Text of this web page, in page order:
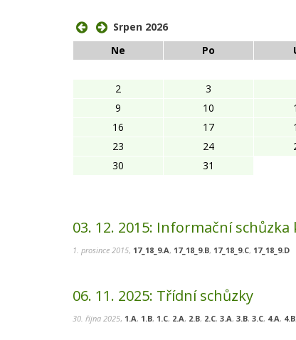
Srpen 2026
Ne
Po
2
3
9
10
16
17
23
24
30
31
03. 12. 2015: Informační schůzka
1. prosince 2015, 17_18_9.A, 17_18_9.B, 17_18_9.C, 17_18_9.D
06. 11. 2025: Třídní schůzky
30. října 2025, 1.A, 1.B, 1.C, 2.A, 2.B, 2.C, 3.A, 3.B, 3.C, 4.A, 4.B